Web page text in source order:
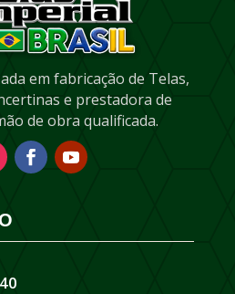
em fabricação de Telas,
e prestadora de
de obra qualificada.